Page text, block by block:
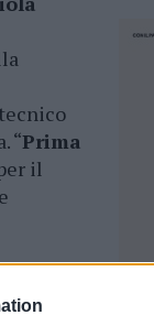
“Prima
il